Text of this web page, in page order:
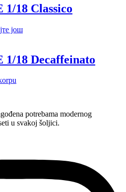
18 Classico
још
18 Decaffeinato
potrebama modernog
u svakoj šoljici.